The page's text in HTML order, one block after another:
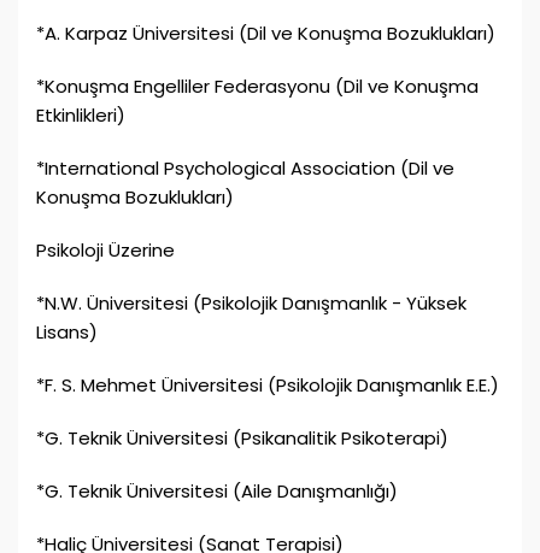
*A. Karpaz Üniversitesi (Dil ve Konuşma Bozuklukları)
*Konuşma Engelliler Federasyonu (Dil ve Konuşma
Etkinlikleri)
*International Psychological Association (Dil ve
Konuşma Bozuklukları)
Psikoloji Üzerine
*N.W. Üniversitesi (Psikolojik Danışmanlık - Yüksek
Lisans)
*F. S. Mehmet Üniversitesi (Psikolojik Danışmanlık E.E.)
*G. Teknik Üniversitesi (Psikanalitik Psikoterapi)
*G. Teknik Üniversitesi (Aile Danışmanlığı)
*Haliç Üniversitesi (Sanat Terapisi)